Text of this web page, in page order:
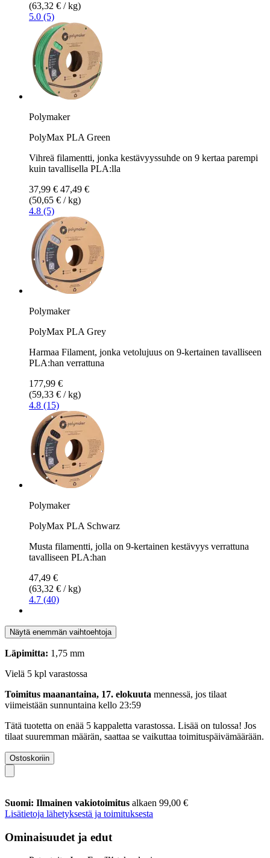
(63,32 € / kg)
5.0 (5)
Polymaker
PolyMax PLA Green
Vihreä filamentti, jonka kestävyyssuhde on 9 kertaa parempi
kuin tavallisella PLA:lla
37,99 € 47,49 €
(50,65 € / kg)
4.8 (5)
Polymaker
PolyMax PLA Grey
Harmaa Filament, jonka vetolujuus on 9-kertainen tavalliseen
PLA:han verrattuna
177,99 €
(59,33 € / kg)
4.8 (15)
Polymaker
PolyMax PLA Schwarz
Musta filamentti, jolla on 9-kertainen kestävyys verrattuna
tavalliseen PLA:han
47,49 €
(63,32 € / kg)
4.7 (40)
Näytä enemmän vaihtoehtoja
Läpimitta: 1,75 mm
Vielä 5 kpl varastossa
Toimitus maanantaina, 17. elokuuta mennessä, jos tilaat
viimeistään sunnuntaina kello 23:59
Tätä tuotetta on enää 5 kappaletta varastossa. Lisää on tulossa! Jos
tilaat suuremman määrän, saattaa se vaikuttaa toimituspäivämäärään.
Ostoskoriin
Suomi: Ilmainen vakiotoimitus alkaen 99,00 €
Lisätietoja lähetyksestä ja toimituksesta
Ominaisuudet ja edut